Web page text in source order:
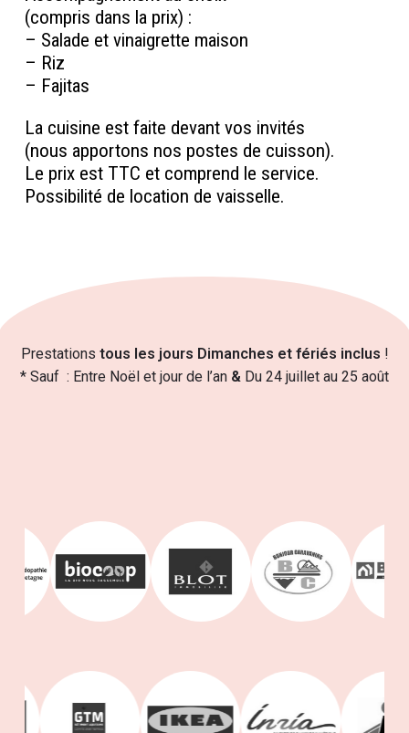
(compris dans la prix) :
– Salade et vinaigrette maison
– Riz
– Fajitas
La cuisine est faite devant vos invités
(nous apportons nos postes de cuisson).
Le prix est TTC et comprend le service.
Possibilité de location de vaisselle.
Prestations tous les jours Dimanches et fériés inclus !
* Sauf : Entre Noël et jour de l’an & Du 24 juillet au 25 août